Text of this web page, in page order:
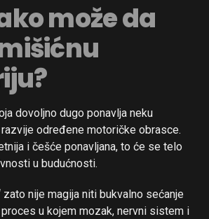
može da
dovoljno dugo ponavlja neku
određene motoričke obrasce.
i češće ponavljana, to će se telo
u budućnosti.
zato nije magija niti bukvalno sećanje
u kojem mozak, nervni sistem i